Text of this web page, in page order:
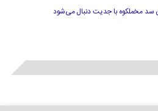
سد مخملکوه با جدیت دنبال می‌شود